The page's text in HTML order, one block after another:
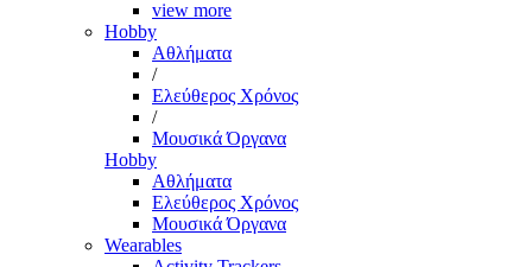
view more
Hobby
Αθλήματα
/
Ελεύθερος Χρόνος
/
Μουσικά Όργανα
Hobby
Αθλήματα
Ελεύθερος Χρόνος
Μουσικά Όργανα
Wearables